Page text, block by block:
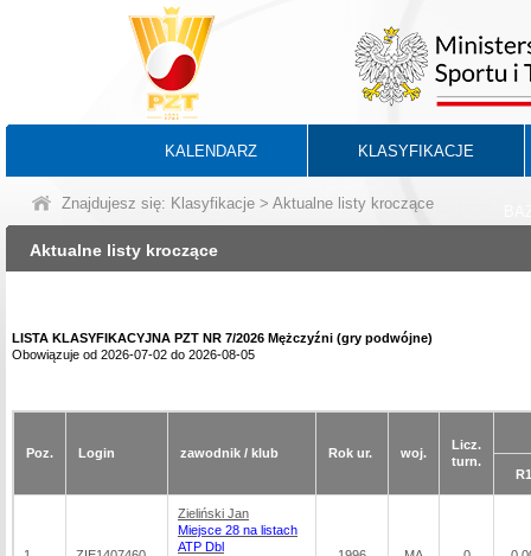
KALENDARZ KLASYFIKACJE
Znajdujesz się: Klasyfikacje > Aktualne listy kroczące
Aktualne listy kroczące
LISTA KLASYFIKACYJNA PZT NR 7/2026 Mężczyźni (gry podwójne)
Obowiązuje od 2026-07-02 do 2026-08-05
Poz. Login zawodnik / klub Rok ur. woj.
Licz.
turn.
R1
Zieliński Jan
Miejsce 28 na listach
ATP Dbl